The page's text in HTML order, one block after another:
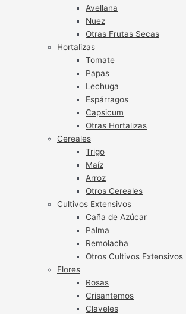
Avellana
Nuez
Otras Frutas Secas
Hortalizas
Tomate
Papas
Lechuga
Espárragos
Capsicum
Otras Hortalizas
Cereales
Trigo
Maíz
Arroz
Otros Cereales
Cultivos Extensivos
Caña de Azúcar
Palma
Remolacha
Otros Cultivos Extensivos
Flores
Rosas
Crisantemos
Claveles